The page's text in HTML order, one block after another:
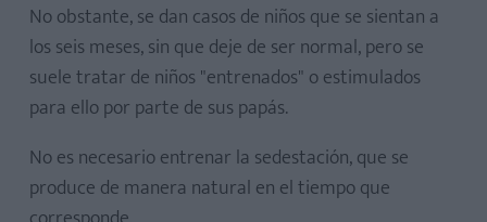
No obstante, se dan casos de niños que se sientan a
los seis meses, sin que deje de ser normal, pero se
suele tratar de niños "entrenados" o estimulados
para ello por parte de sus papás.
No es necesario entrenar la sedestación, que se
produce de manera natural en el tiempo que